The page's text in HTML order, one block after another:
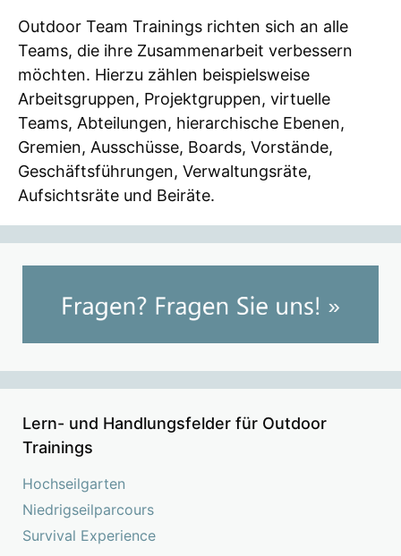
Outdoor Team Trainings richten sich an alle
Teams, die ihre Zusammenarbeit verbessern
möchten. Hierzu zählen beispielsweise
Arbeitsgruppen, Projektgruppen, virtuelle
Teams, Abteilungen, hierarchische Ebenen,
Gremien, Ausschüsse, Boards, Vorstände,
Geschäftsführungen, Verwaltungsräte,
Aufsichtsräte und Beiräte.
Lern- und Handlungsfelder für Outdoor
Trainings
Hochseilgarten
Niedrigseilparcours
Survival Experience